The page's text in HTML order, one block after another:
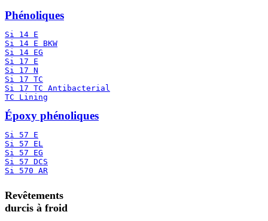
Phénoliques
Si 14 E
Si 14 E BKW
Si 14 EG
Si 17 E
Si 17 N
Si 17 TC
Si 17 TC Antibacterial
TC Lining
Époxy phénoliques
Si 57 E
Si 57 EL
Si 57 EG
Si 57 DCS
Si 570 AR
Revêtements
durcis à froid